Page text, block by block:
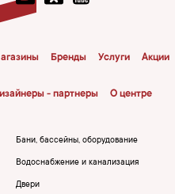
Бренды Услуги Акции
- партнеры О центре
Бани, бассейны, оборудование
Водоснабжение и канализация
Двери